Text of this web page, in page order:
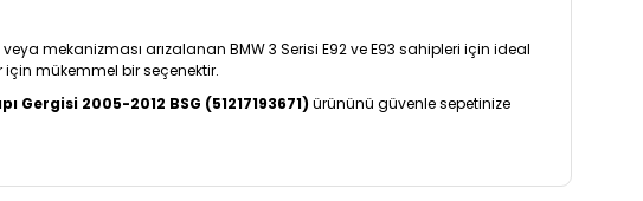
mekanizması arızalanan BMW 3 Serisi E92 ve E93 sahipleri için ideal
için mükemmel bir seçenektir.
Gergisi 2005-2012 BSG (51217193671) ürününü güvenle sepetinize